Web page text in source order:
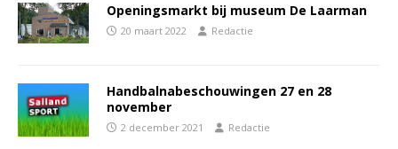
Openingsmarkt bij museum De Laarman
20 maart 2022 Redactie
Handbalnabeschouwingen 27 en 28
november
2 december 2021 Redactie